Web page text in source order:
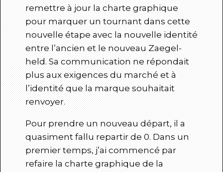
remettre à jour la charte graphique
pour marquer un tournant dans cette
nouvelle étape avec la nouvelle identité
entre l’ancien et le nouveau Zaegel-
held. Sa communication ne répondait
plus aux exigences du marché et à
l’identité que la marque souhaitait
renvoyer.
Pour prendre un nouveau départ, il a
quasiment fallu repartir de 0. Dans un
premier temps, j’ai commencé par
refaire la charte graphique de la